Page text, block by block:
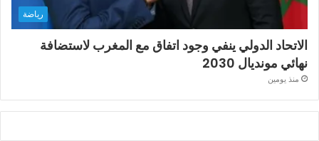
رياضة
الاتحاد الدولي ينفي وجود اتفاق مع المغرب لاستضافة
نهائي مونديال 2030
منذ يومين